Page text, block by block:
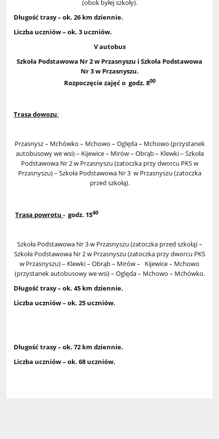
(obok byłej szkoły).
Długość trasy – ok. 26 km dziennie.
Liczba uczniów – ok. 3 uczniów.
V autobus
Szkoła Podstawowa Nr 2 w Przasnyszu i Szkoła Podstawowa
Nr 3 w Przasnyszu.
Rozpoczęcie zajęć o godz. 800
Trasa dowozu:
Przasnysz – Mchówko – Mchowo – Oględa – Mchowo (przystanek
autobusowy we wsi) – Kijewice – Mirów – Obrąb – Klewki – Szkoła
Podstawowa Nr 2 w Przasnyszu (zatoczka przy dworcu PKS w
Przasnyszu) – Szkoła Podstawowa Nr 3 w Przasnyszu (zatoczka
przed szkołą).
Trasa powrotu- godz. 1540
Szkoła Podstawowa Nr 3 w Przasnyszu (zatoczka przed szkołą) –
Szkoła Podstawowa Nr 2 w Przasnyszu (zatoczka przy dworcu PKS
w Przasnyszu) – Klewki – Obrąb – Mirów – Kijewice – Mchowo
(przystanek autobusowy we wsi) – Oględa – Mchowo – Mchówko.
Długość trasy – ok. 45 km dziennie.
Liczba uczniów – ok. 25 uczniów.
Długość trasy – ok. 72 km dziennie.
Liczba uczniów – ok. 68 uczniów.